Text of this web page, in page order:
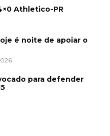
Athletico-PR
é noite de apoiar o
para defender